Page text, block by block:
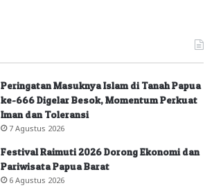
Peringatan Masuknya Islam di Tanah Papua
ke-666 Digelar Besok, Momentum Perkuat
Iman dan Toleransi
7 Agustus 2026
Festival Raimuti 2026 Dorong Ekonomi dan
Pariwisata Papua Barat
6 Agustus 2026